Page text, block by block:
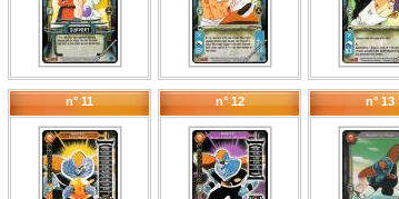
n° 11 n° 12 n° 13